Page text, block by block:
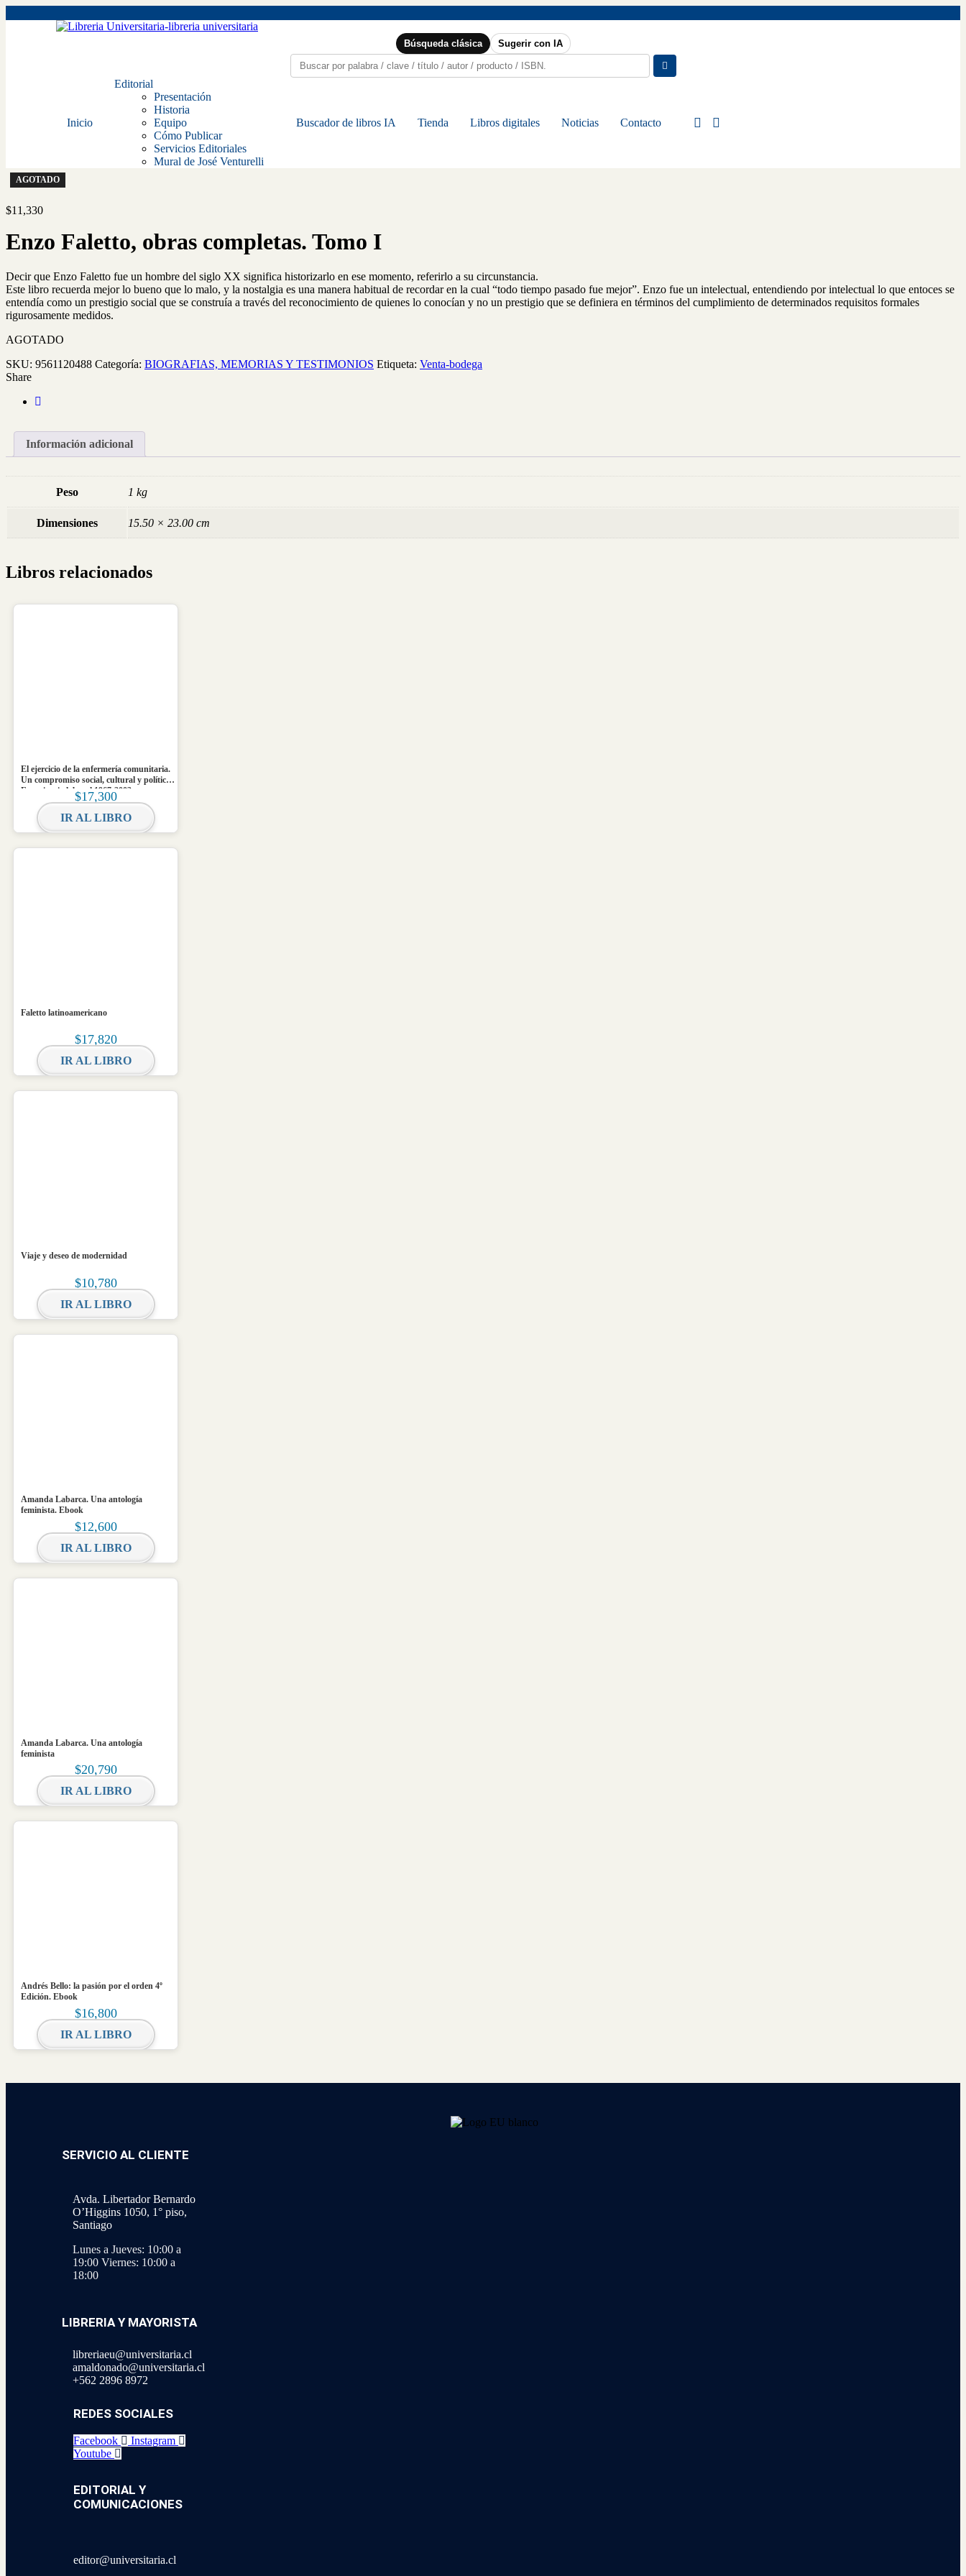
Búsqueda clásica Sugerir con IA
Inicio
Editorial
Presentación
Historia
Equipo
Cómo Publicar
Servicios Editoriales
Mural de José Venturelli
Buscador de libros IA Tienda Libros digitales Noticias Contacto
AGOTADO
$11,330
Enzo Faletto, obras completas. Tomo I
Decir que Enzo Faletto fue un hombre del siglo XX significa historizarlo en ese momento, referirlo a su circunstancia.
Este libro recuerda mejor lo bueno que lo malo, y la nostalgia es una manera habitual de recordar en la cual “todo tiempo pasado fue mejor”. Enzo fue un intelectual, entendiendo por intelectual lo que entoces se
entendía como un prestigio social que se construía a través del reconocimiento de quienes lo conocían y no un prestigio que se definiera en términos del cumplimiento de determinados requisitos formales
rigurosamente medidos.
AGOTADO
SKU: 9561120488 Categoría: BIOGRAFIAS, MEMORIAS Y TESTIMONIOS Etiqueta: Venta-bodega
Share
Información adicional
Peso 1 kg
Dimensiones 15.50 × 23.00 cm
Libros relacionados
El ejercicio de la enfermería comunitaria.
Un compromiso social, cultural y político.
Experiencia laboral 1967-2003
$17,300
IR AL LIBRO
Faletto latinoamericano
$17,820
IR AL LIBRO
Viaje y deseo de modernidad
$10,780
IR AL LIBRO
Amanda Labarca. Una antología
feminista. Ebook
$12,600
IR AL LIBRO
Amanda Labarca. Una antología
feminista
$20,790
IR AL LIBRO
Andrés Bello: la pasión por el orden 4º
Edición. Ebook
$16,800
IR AL LIBRO
SERVICIO AL CLIENTE
Avda. Libertador Bernardo
O’Higgins 1050, 1° piso,
Santiago
Lunes a Jueves: 10:00 a
19:00 Viernes: 10:00 a
18:00
LIBRERIA Y MAYORISTA
libreriaeu@universitaria.cl
amaldonado@universitaria.cl
+562 2896 8972
REDES SOCIALES
Facebook
Instagram
Youtube
EDITORIAL Y
COMUNICACIONES
editor@universitaria.cl